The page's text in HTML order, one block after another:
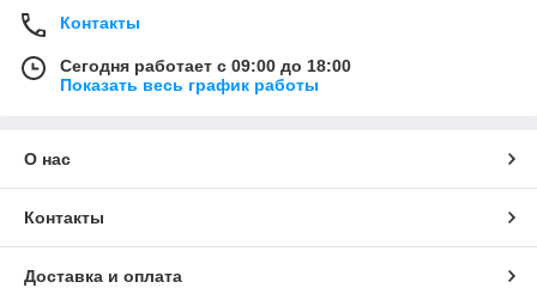
Контакты
Сегодня работает с 09:00 до 18:00
Показать весь график работы
О нас
Контакты
Доставка и оплата